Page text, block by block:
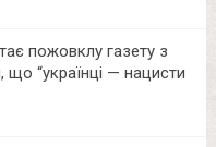
пожовклу газету з
“українці — нацисти